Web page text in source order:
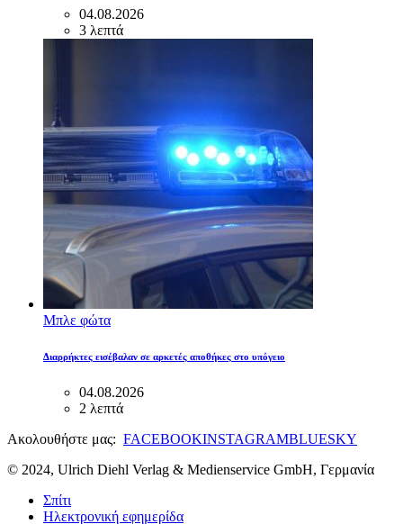
04.08.2026
3 λεπτά
Μπλε φώτα
Διαρρήκτες εισέβαλαν σε αρκετές αποθήκες στο υπόγειο
04.08.2026
2 λεπτά
Ακολουθήστε μας: FACEBOOKINSTAGRAMBLUESKY
© 2024, Ulrich Diehl Verlag & Medienservice GmbH, Γερμανία
Σπίτι
Ηλεκτρονική εφημερίδα